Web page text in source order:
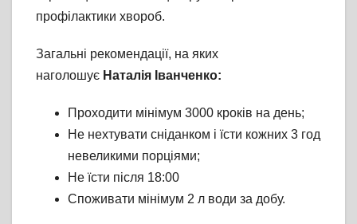
профілактики хвороб.
Загальні рекомендації, на яких
наголошує Наталія Іванченко:
Проходити мінімум 3000 кроків на день;
Не нехтувати сніданком і їсти кожних 3 год
невеликими порціями;
Не їсти після 18:00
Споживати мінімум 2 л води за добу.